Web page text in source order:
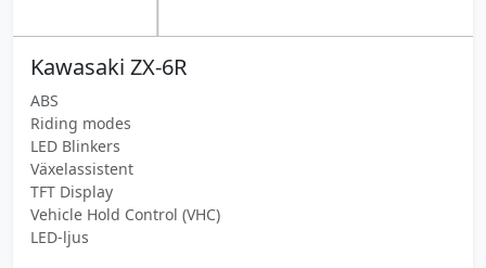
Kawasaki ZX-6R
ABS
Riding modes
LED Blinkers
Växelassistent
TFT Display
Vehicle Hold Control (VHC)
LED-ljus